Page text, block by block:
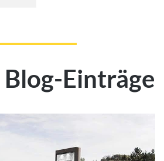
Blog-Einträge